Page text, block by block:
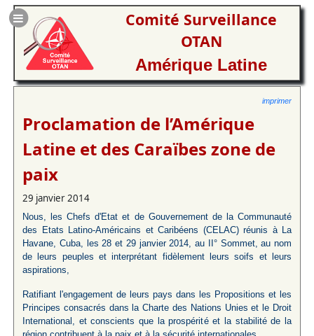
Comité Surveillance
OTAN
Amérique Latine
imprimer
Proclamation de l’Amérique
Latine et des Caraïbes zone de
paix
29 janvier 2014
Nous, les Chefs d'Etat et de Gouvernement de la Communauté
des Etats Latino-Américains et Caribéens (CELAC) réunis à La
Havane, Cuba, les 28 et 29 janvier 2014, au II° Sommet, au nom
de leurs peuples et interprétant fidèlement leurs soifs et leurs
aspirations,
Ratifiant l'engagement de leurs pays dans les Propositions et les
Principes consacrés dans la Charte des Nations Unies et le Droit
International, et conscients que la prospérité et la stabilité de la